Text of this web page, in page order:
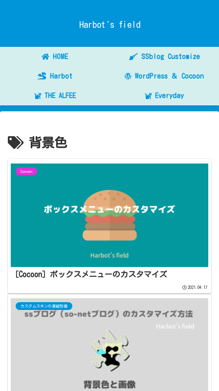
Harbot's field
HOME SSblog Customize
Harbot WordPress ＆ Cocoon
THE ALFEE Everyday
背景色
Cocoon
［Cocoon］ボックスメニューのカスタマイズ
2021.04.17
カスタムスキンの基礎知識